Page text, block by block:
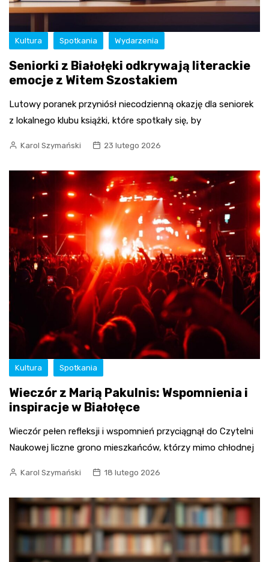
Kultura Spotkania Wydarzenia
Seniorki z Białołęki odkrywają literackie
emocje z Witem Szostakiem
Lutowy poranek przyniósł niecodzienną okazję dla seniorek
z lokalnego klubu książki, które spotkały się, by
Karol Szymański 23 lutego 2026
Kultura Spotkania
Wieczór z Marią Pakulnis: Wspomnienia i
inspiracje w Białołęce
Wieczór pełen refleksji i wspomnień przyciągnął do Czytelni
Naukowej liczne grono mieszkańców, którzy mimo chłodnej
Karol Szymański 18 lutego 2026